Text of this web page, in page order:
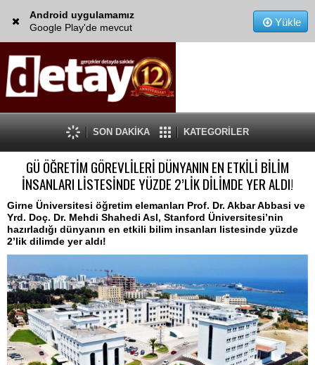
Android uygulamamız
Google Play'de mevcut
Yükle
SON DAKİKA KATEGORİLER
GÜ ÖĞRETİM GÖREVLİLERİ DÜNYANIN EN ETKİLİ BİLİM
İNSANLARI LİSTESİNDE YÜZDE 2’LİK DİLİMDE YER ALDI!
Girne Üniversitesi öğretim elemanları Prof. Dr. Akbar Abbasi ve
Yrd. Doç. Dr. Mehdi Shahedi Asl, Stanford Üniversitesi’nin
hazırladığı dünyanın en etkili bilim insanları listesinde yüzde
2’lik dilimde yer aldı!